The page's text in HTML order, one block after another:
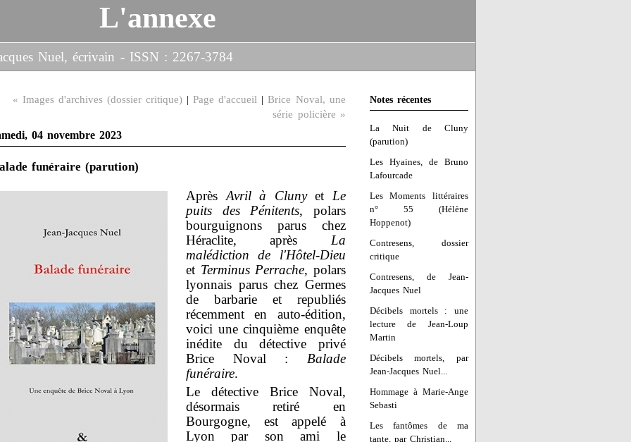
L'annexe
Nuel, écrivain - ISSN : 2267-3784
Notes récentes
La Nuit de Cluny
(parution)
Les Hyaines, de Bruno
Lafourcade
Les Moments littéraires
n° 55 (Hélène
Hoppenot)
Contresens, dossier
critique
Contresens, de Jean-
Jacques Nuel
Décibels mortels : une
lecture de Jean-Loup
Martin
Décibels mortels, par
Jean-Jacques Nuel...
Hommage à Marie-Ange
Sebasti
Les fantômes de ma
tante, par Christian...
« Images d'archives (dossier critique)|Page d'accueil |Brice Noval, une
série policière »
04 novembre 2023
funéraire (parution)
Après Avril à Clunyet Le
puits des Pénitents, polars
bourguignons parus chez
Héraclite, après La
malédiction de l'Hôtel-Dieu
et Terminus Perrache, polars
lyonnais parus chez Germes
de barbarie et republiés
récemment en auto-édition,
voici une cinquième enquête
inédite du détective privé
Brice Noval : Balade
funéraire.
Le détective Brice Noval,
désormais retiré en
Bourgogne, est appelé à
Lyon par son ami le